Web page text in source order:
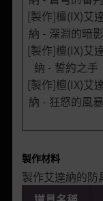
[製作]檀(IX)艾
納 - 深淵的暗影
[製作]檀(IX)艾
納 - 誓約之手
[製作]檀(IX)艾
納 - 狂怒的風暴
製作材料
製作艾達納的防